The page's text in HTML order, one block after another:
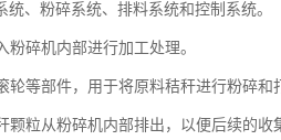
、粉碎系统、排料系统和控制系统。
碎机内部进行加工处理。
等部件，用于将原料秸秆进行粉碎和
粒从粉碎机内部排出，以便后续的收